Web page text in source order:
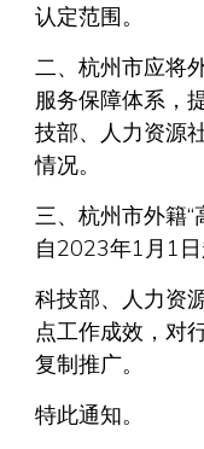
认定范围。
二、杭州市应将
服务保障体系，
技部、人力资源
情况。
三、杭州市外籍
自2023年1月1日
科技部、人力资
点工作成效，对
复制推广。
特此通知。